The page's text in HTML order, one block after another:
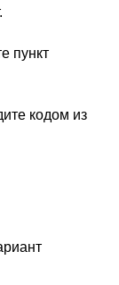
пункт
кодом из